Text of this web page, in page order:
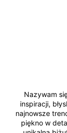
k
Nazywam
inspiracji,
najnowsze
piękno w